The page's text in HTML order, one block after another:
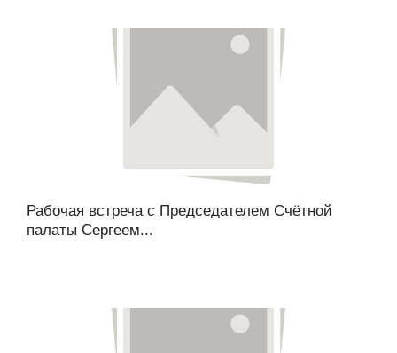
Рабочая встреча с Председателем Счётной
палаты Сергеем...